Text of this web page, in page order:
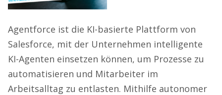
Agentforce ist die KI-basierte Plattform von
Salesforce, mit der Unternehmen intelligente
KI-Agenten einsetzen können, um Prozesse zu
automatisieren und Mitarbeiter im
Arbeitsalltag zu entlasten. Mithilfe autonomer